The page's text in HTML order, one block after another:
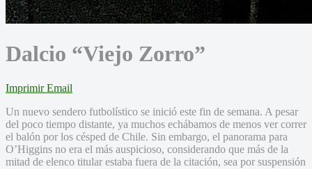
Dalcio “Viejo Zorro”
Imprimir Email
Un nuevo sendero futbolístico se inició este fin de semana. A pesar
del poco tiempo distante, ya muchos echábamos de menos ver correr
el balón por los césped de Chile. Sin embargo, el panorama para
O’Higgins no era el más auspicioso, considerando que más de la
mitad de elenco titular estaba fuera de la citación, sea por suspensión